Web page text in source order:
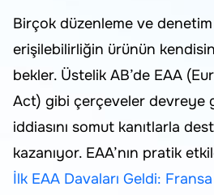
Birçok düzenleme ve denetim
erişilebilirliğin ürünün
bekler. Üstelik AB’de EAA
Act) gibi çerçeveler devreye
iddiasını somut kanıtlarla
kazanıyor. EAA’nın pratik
İlk EAA Davaları Geldi: